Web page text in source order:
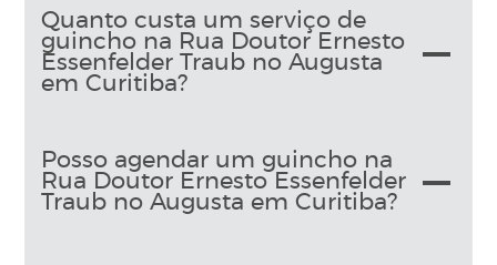
Quanto custa um serviço de
guincho na Rua Doutor Ernesto
Essenfelder Traub no Augusta
em Curitiba?
Posso agendar um guincho na
Rua Doutor Ernesto Essenfelder
Traub no Augusta em Curitiba?